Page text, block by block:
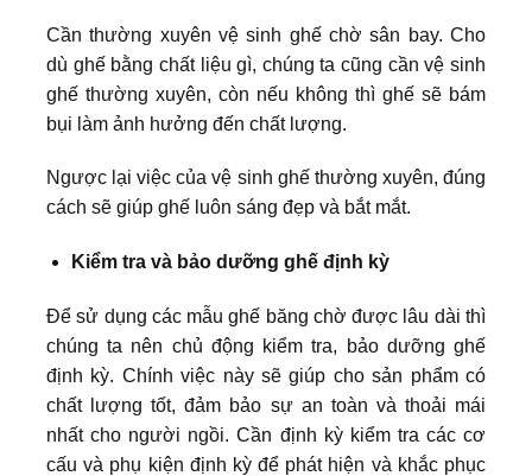
Cần thường xuyên vệ sinh ghế chờ sân bay. Cho
dù ghế bằng chất liệu gì, chúng ta cũng cần vệ sinh
ghế thường xuyên, còn nếu không thì ghế sẽ bám
bụi làm ảnh hưởng đến chất lượng.
Ngược lại việc của vệ sinh ghế thường xuyên, đúng
cách sẽ giúp ghế luôn sáng đẹp và bắt mắt.
Kiểm tra và bảo dưỡng ghế định kỳ
Để sử dụng các mẫu ghế băng chờ được lâu dài thì
chúng ta nên chủ động kiểm tra, bảo dưỡng ghế
định kỳ. Chính việc này sẽ giúp cho sản phẩm có
chất lượng tốt, đảm bảo sự an toàn và thoải mái
nhất cho người ngồi. Cần định kỳ kiểm tra các cơ
cấu và phụ kiện định kỳ để phát hiện và khắc phục